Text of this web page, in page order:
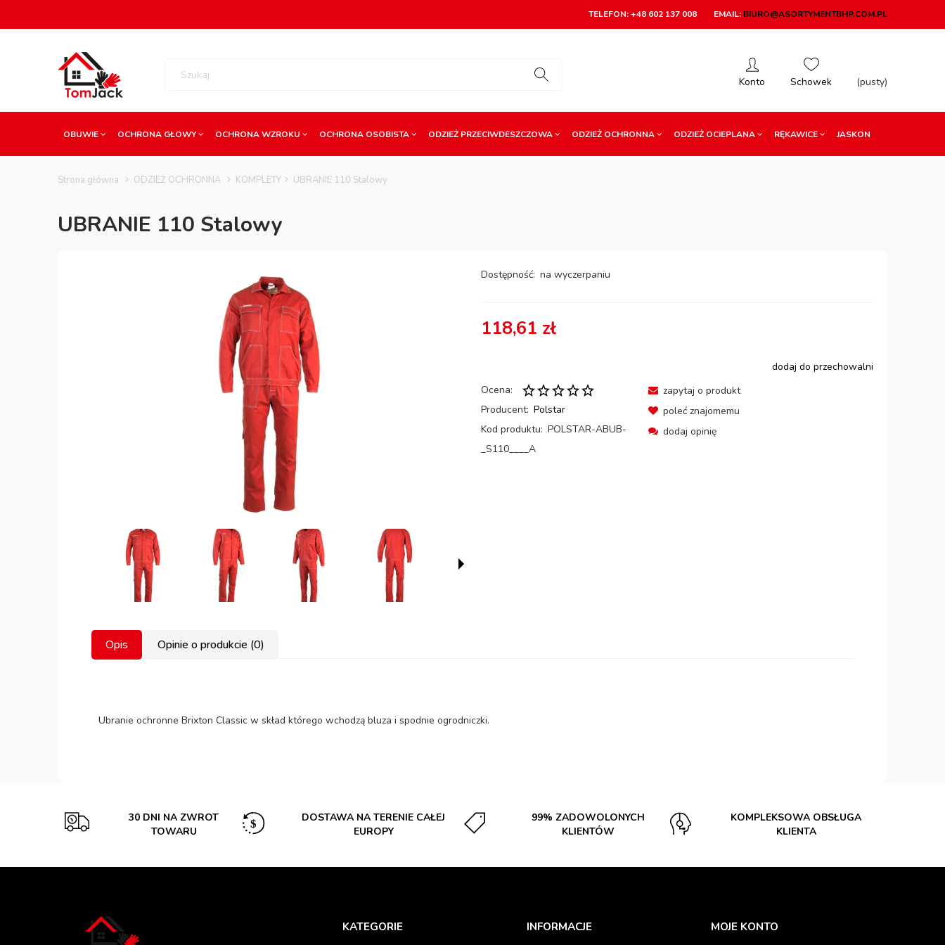
TELEFON: +48 602 137 008 EMAIL: BIURO@ASORTYMENTBHP.COM.PL
(pusty)
OBUWIE OCHRONA GŁOWY OCHRONA WZROKU OCHRONA OSOBISTA ODZIEŻ PRZECIWDESZCZOWA ODZIEŻ OCHRONNA ODZIEŻ OCIEPLANA RĘKAWICE JASKON
Strona główna ODZIEŻ OCHRONNA KOMPLETY UBRANIE 110 Stalowy
UBRANIE 110 Stalowy
Dostępność: na wyczerpaniu
118,61 zł
dodaj do przechowalni
Ocena:
Producent: Polstar
Kod produktu: POLSTAR-ABUB-
_S110____A
zapytaj o produkt
poleć znajomemu
dodaj opinię
Opis Opinie o produkcie (0)
Ubranie ochronne Brixton Classic w skład którego wchodzą bluza i spodnie ogrodniczki.
30 DNI NA ZWROT
TOWARU
DOSTAWA NA TERENIE CAŁEJ
EUROPY
99% ZADOWOLONYCH
KLIENTÓW
KOMPLEKSOWA OBSŁUGA
KLIENTA
KATEGORIE INFORMACJE MOJE KONTO